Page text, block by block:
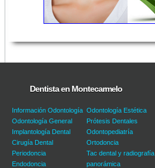
Dentista en Montecarmelo
Información Odontología
Odontología General
Implantología Dental
Cirugía Dental
Periodoncia
Endodoncia
Odontología Estética
Prótesis Dentales
Odontopediatría
Ortodoncia
Tac dental y radiografía
panorámica